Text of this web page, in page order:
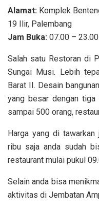
Alamat: Komplek
19 Ilir, Palembang
Jam Buka: 07.00 –
Salah satu Restoran di
Sungai Musi. Lebih
Barat II. Desain
yang besar dengan tiga
sampai 500 orang,
Harga yang di tawarkan
ribu saja anda sudah
restaurant mulai pukul
Selain anda bisa
aktivitas di Jembatan